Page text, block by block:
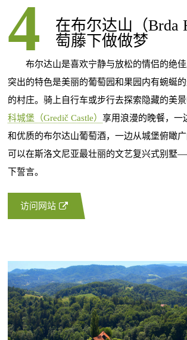
在布尔达山（Brda
萄藤下做做梦
布尔达山是喜欢宁静与放松的情侣的绝佳
突出的特色是美丽的葡萄园和果园内有蜿蜒
的村庄。骑上自行车或步行去探索隐藏的美
科城堡（Gredič Castle） 享用浪漫的晚餐，一
和优质的布尔达山葡萄酒，一边从城堡俯瞰
可以在斯洛文尼亚最壮丽的文艺复兴式别墅
下誓言。
访问网站